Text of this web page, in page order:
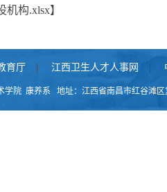
机构.xlsx】
育厅 江西卫生人才人事网
学院 康养系 地址：江西省南昌市红谷滩区